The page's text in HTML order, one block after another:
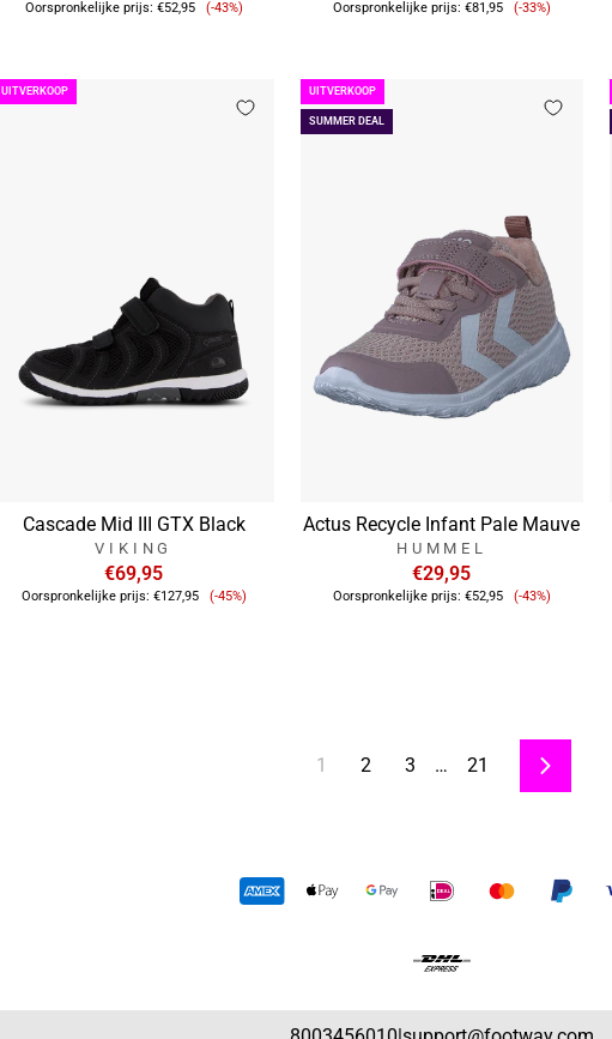
Oorspronkelijke prijs: €52,95 (-43%) Oorspronkelijke prijs: €81,95 (-33%)
UITVERKOOP
Cascade Mid III GTX Black
VIKING
€69,95
Oorspronkelijke prijs: €127,95 Verkoopprijs
(-45%)
SUMMER DEAL
UITVERKOOP
Actus Recycle Infant Pale Mauve
HUMMEL
€29,95
Oorspronkelijke prijs: €52,95 Verkoopprijs
(-43%)
1 2 3 … 21 Volgende